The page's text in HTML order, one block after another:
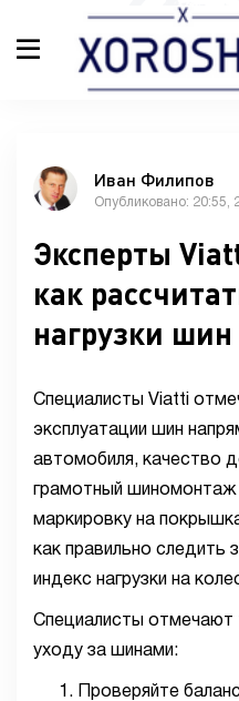
Иван Филипов
Опубликовано: 20:55,
Эксперты
как
нагрузки шин
Специалисты Viatti
эксплуатации шин
автомобиля, качество
грамотный
маркировку на
как правильно следить
индекс нагрузки на
Специалисты отмечают
уходу за шинами:
Проверяйте